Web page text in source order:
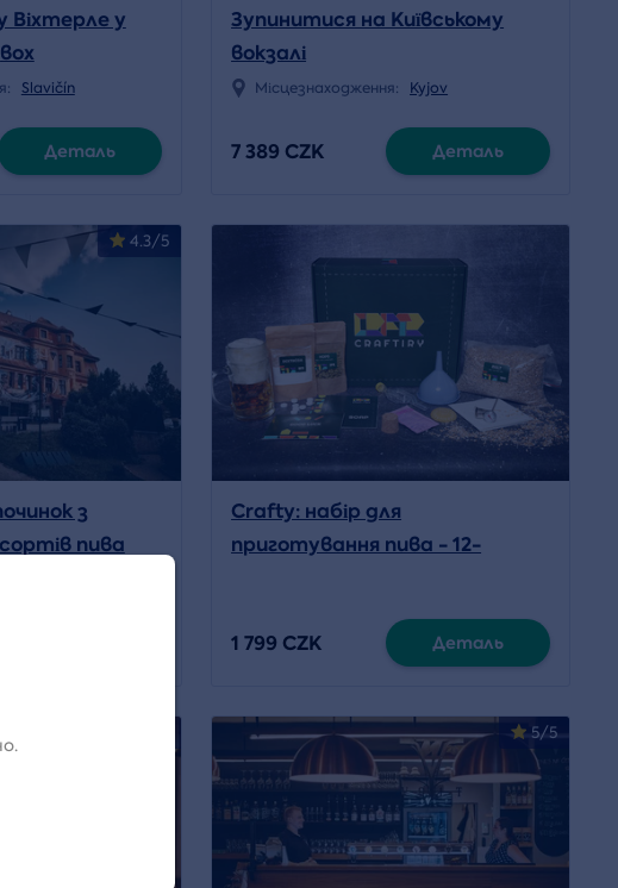
Віхтерле у
Slavičín
Деталь
Зупинитися на Київському
вокзалі
Місцезнаходження: Kyjov
7 389 CZK Деталь
4.3/5
з
пива
Crafty: набір для
приготування пива - 12-
1 799 CZK Деталь
5/5